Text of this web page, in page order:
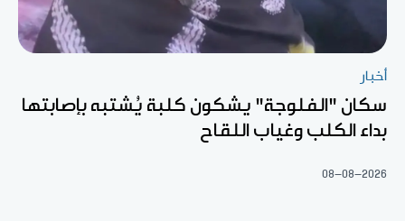
أخبار
سكان "الفلوجة" يشكون كلبة يُشتبه بإصابتها
بداء الكلب وغياب اللقاح
08-08-2026